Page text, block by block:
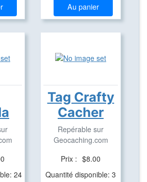
Au panier
24
Tag Crafty
Cacher
Repérable sur
Geocaching.com
Prix : $8.00
Quantité disponible: 3